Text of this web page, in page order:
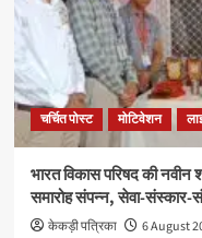
चर्चित पोस्ट मोटिवेशन
भारत विकास परिषद की नवीन
समारोह संपन्न, सेवा-
केकड़ी पत्रिका 6 August